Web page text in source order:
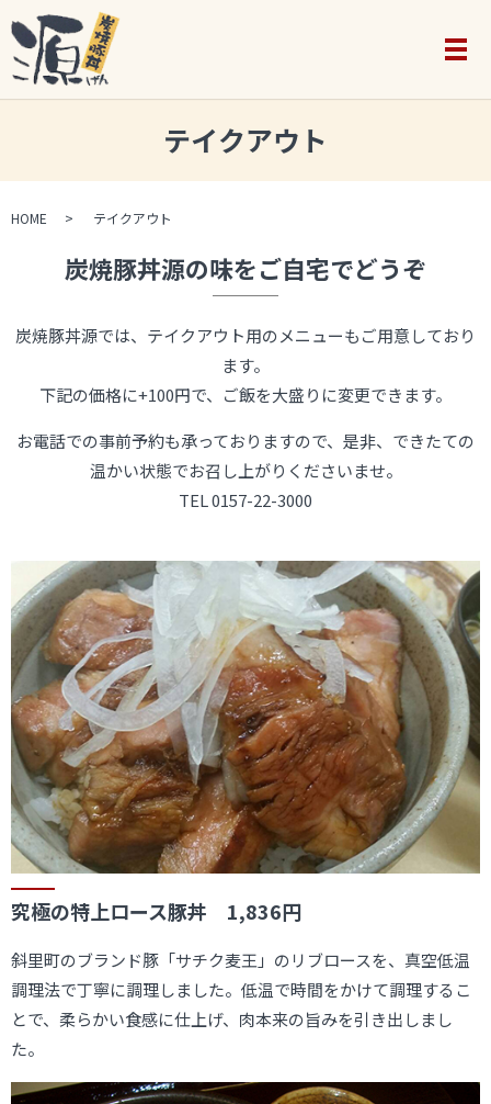
メ
テイクアウト
HOME テイクアウト
炭焼豚丼源の味をご自宅でどうぞ
炭焼豚丼源では、テイクアウト用のメニューもご用意しており
ます。
下記の価格に+100円で、ご飯を大盛りに変更できます。
お電話での事前予約も承っておりますので、 是非、できたての
温かい状態でお召し上がりくださいませ。
TEL 0157-22-3000
究極の特上ロース豚丼 1,836円
斜里町のブランド豚「サチク麦王」のリブロースを、真空低温
調理法で丁寧に調理しました。低温で時間をかけて調理するこ
とで、柔らかい食感に仕上げ、肉本来の旨みを引き出しまし
た。